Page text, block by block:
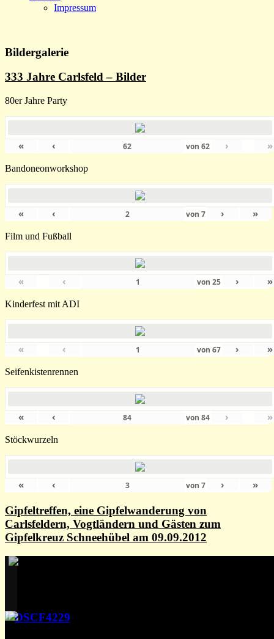
Impressum
Bildergalerie
333 Jahre Carlsfeld – Bilder
80er Jahre Party
« ‹ von62 › »
Bandoneonworkshop
« ‹ von7 › »
Film und Fußball
« ‹ von 25 › »
Kinderfest mit ADI
« ‹ von 67 › »
Seifenkistenrennen
« ‹ von84 › »
Stöckwurzeln
« ‹ von7 › »
Gipfeltreffen, eine Gipfelwanderung von
Carlsfeldern, Vogtländern und Gästen zum
Gipfelkreuz Schneehübel am 09.09.2012